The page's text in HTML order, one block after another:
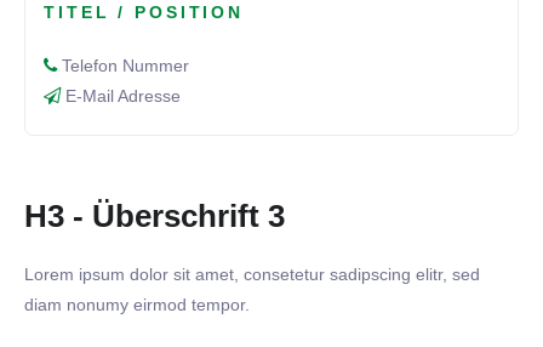
TITEL / POSITION
Telefon Nummer
E-Mail Adresse
H3 - Überschrift 3
Lorem ipsum dolor sit amet, consetetur sadipscing elitr, sed
diam nonumy eirmod tempor.